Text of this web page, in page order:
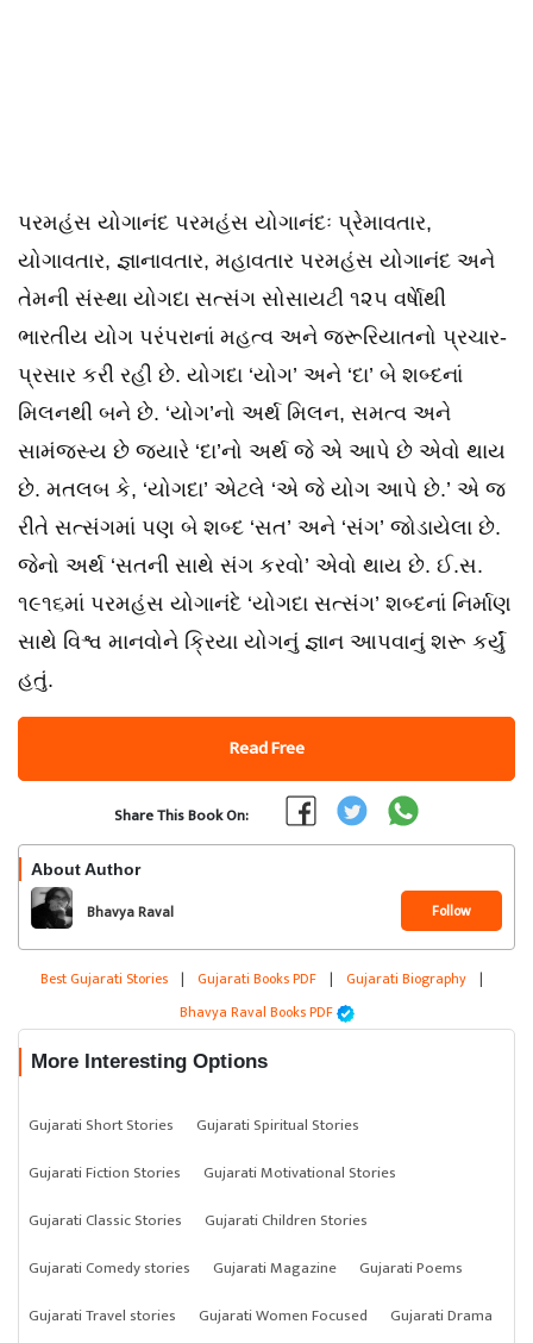
પરમહંસ યોગાનંદ પરમહંસ યોગાનંદઃ પ્રેમાવતાર,
યોગાવતાર, જ્ઞાનાવતાર, મહાવતાર પરમહંસ યોગાનંદ અને
તેમની સંસ્થા યોગદા સત્સંગ સોસાયટી ૧૨૫ વર્ષાેથી
ભારતીય યોગ પરંપરાનાં મહત્વ અને જરૂરિયાતનો પ્રચાર-
પ્રસાર કરી રહી છે. યોગદા ‘યોગ’ અને ‘દા’ બે શબ્દનાં
મિલનથી બને છે. ‘યોગ’નો અર્થ મિલન, સમત્વ અને
સામંજસ્ય છે જ્યારે ‘દા’નો અર્થ જે એ આપે છે એવો થાય
છે. મતલબ કે, ‘યોગદા’ એટલે ‘એ જે યોગ આપે છે.’ એ જ
રીતે સત્સંગમાં પણ બે શબ્દ ‘સત’ અને ‘સંગ’ જોડાયેલા છે.
જેનો અર્થ ‘સતની સાથે સંગ કરવો’ એવો થાય છે. ઈ.સ.
૧૯૧૬માં પરમહંસ યોગાનંદે ‘યોગદા સત્સંગ’ શબ્દનાં નિર્માણ
સાથે વિશ્વ માનવોને ક્રિયા યોગનું જ્ઞાન આપવાનું શરૂ કર્યું
હતું.
Read Free
Share This Book On:
About Author
Bhavya Raval Follow
Best Gujarati Stories | Gujarati Books PDF | Gujarati Biography |
Bhavya Raval Books PDF
More Interesting Options
Gujarati Short Stories
Gujarati Spiritual Stories
Gujarati Fiction Stories
Gujarati Motivational Stories
Gujarati Classic Stories
Gujarati Children Stories
Gujarati Comedy stories
Gujarati Magazine
Gujarati Poems
Gujarati Travel stories
Gujarati Women Focused Gujarati Drama